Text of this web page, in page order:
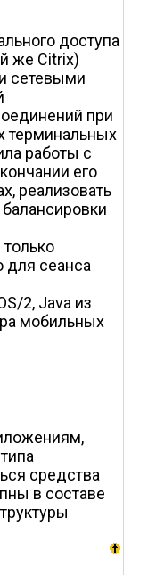
доступа
же Citrix)
сетевыми
при
терминальных
работы с
его
реализовать
для сеанса
2, Java из
мобильных
средства
в составе